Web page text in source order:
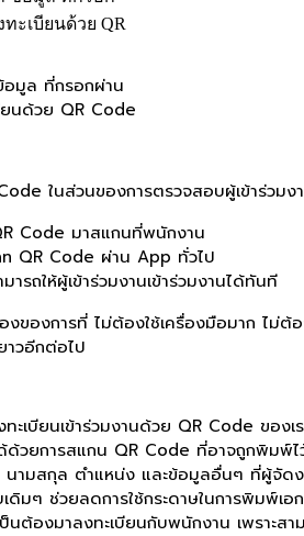
มูล ที่กรอกผ่าน
นด้วย QR Code
ในส่วนของการตรวจสอบผู้เข้าร่วมง
Code มาสแกนที่พนักงาน
QR Code ผ่าน App ทั่วไป
ารถให้ผู้เข้าร่วมงานเข้าร่วมงานได้ทันที
องของการที่ ไม่ต้องใช้เครื่องมือมาก ไ
วอีกต่อไป
ะเบียนเข้าร่วมงานด้วย QR Code ของเ
ด้วยการสแกน QR Code ที่อาจถูกพิมพ์
ามสกุล ตำแหน่ง และข้อมูลอื่นๆ ที่ผู้จัดง
มๆ ช่วยลดการใช้กระดาษในการพิมพ์เอ
นต้องมาลงทะเบียนกับพนักงาน เพราะส